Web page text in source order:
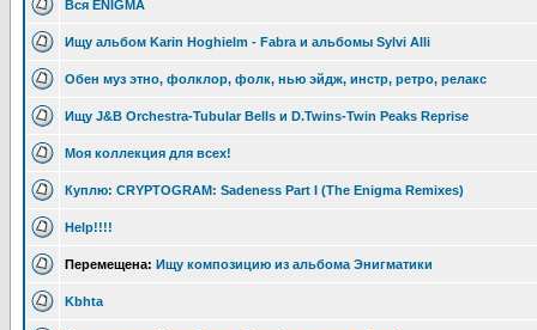
Вся ENIGMA
Ищу альбом Karin Hoghielm - Fabra и альбомы Sylvi Alli
Обен муз этно, фолклор, фолк, нью эйдж, инстр, ретро, релакс
Ищу J&B Orchestra-Tubular Bells и D.Twins-Twin Peaks Reprise
Моя коллекция для всех!
Куплю: CRYPTOGRAM: Sadeness Part I (The Enigma Remixes)
Help!!!!
Перемещена: Ищу композицию из альбома Энигматики
Kbhta